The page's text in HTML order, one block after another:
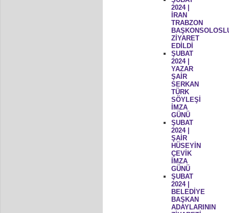
2024 |
İRAN
TRABZON
ZİYARET
EDİLDİ
ŞUBAT
2024 |
YAZAR
ŞAİR
SERKAN
TÜRK
SÖYLEŞİ
İMZA
GÜNÜ
ŞUBAT
2024 |
ŞAİR
HÜSEYİN
ÇEVİK
İMZA
GÜNÜ
ŞUBAT
2024 |
BELEDİYE
BAŞKAN
ADAYLARININ